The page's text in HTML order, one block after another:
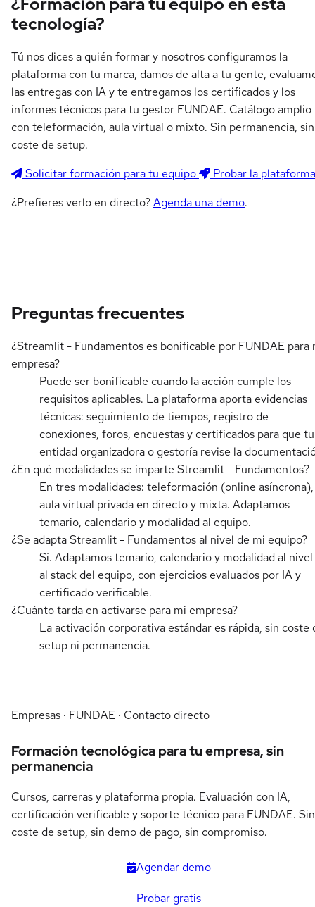
tecnología?
Tú nos dices a quién formar y nosotros configuramos la
plataforma con tu marca, damos de alta a tu gente,
las entregas con IA y te entregamos los certificados y los
informes técnicos para tu gestor FUNDAE. Catálogo amplio
con teleformación, aula virtual o mixto. Sin permanencia, sin
coste de setup.
Solicitar formación para tu equipo
Probar la plataforma
¿Prefieres verlo en directo?Agenda una demo.
Preguntas frecuentes
¿Streamlit - Fundamentos es bonificable por FUNDAE para
empresa?
Puede ser bonificable cuando la acción cumple los
requisitos aplicables. La plataforma aporta evidencias
técnicas: seguimiento de tiempos, registro de
conexiones, foros, encuestas y certificados para que tu
entidad organizadora o gestoría revise la
¿En qué modalidades se imparte Streamlit - Fundamentos?
En tres modalidades: teleformación (online asíncrona),
aula virtual privada en directo y mixta. Adaptamos
temario, calendario y modalidad al equipo.
¿Se adapta Streamlit - Fundamentos al nivel de mi equipo?
Sí. Adaptamos temario, calendario y modalidad al
al stack del equipo, con ejercicios evaluados por IA y
certificado verificable.
¿Cuánto tarda en activarse para mi empresa?
La activación corporativa estándar es rápida, sin coste
setup ni permanencia.
Empresas · FUNDAE · Contacto directo
Formación tecnológica para tu empresa, sin
permanencia
Cursos, carreras y plataforma propia. Evaluación con IA,
certificación verificable y soporte técnico para FUNDAE. Sin
coste de setup, sin demo de pago, sin compromiso.
Agendar demo
Probar gratis